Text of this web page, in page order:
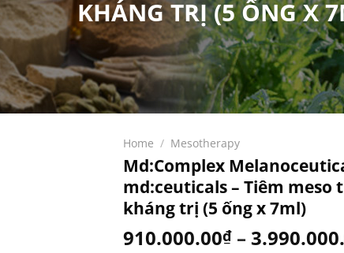
KHÁNG TRỊ (5 ỐNG X
Home / Mesotherapy
Md:Complex
md:ceuticals – Tiêm meso
kháng trị (5 ống x 7ml)
910.000.00₫ –